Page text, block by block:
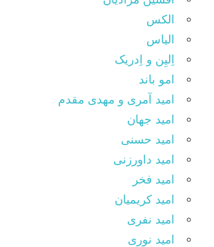
الکس
الیاس
اِلیِن و اِدریک
امو باند
امید آمری و مهدی مقدم
امید جهان
امید حسنی
امید داورزنی
امید فخر
امید کریمیان
امید نفری
امید نوری